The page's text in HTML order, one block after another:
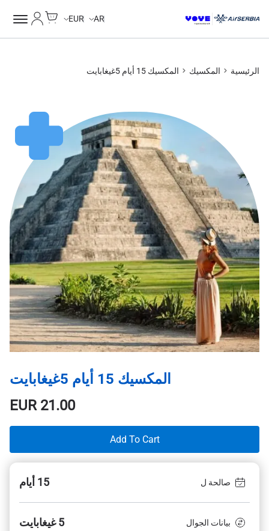
AR
EUR
الرئيسية المكسيك المكسيك 15 أيام 5غيغابايت
المكسيك 15 أيام 5غيغابايت
EUR21.00
Add To Cart
صالحة ل 15 أيام
بيانات الجوال 5 غيغابايت